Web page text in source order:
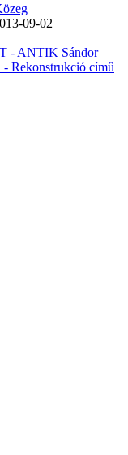
09-02
- ANTIK Sándor
Rekonstrukció címû